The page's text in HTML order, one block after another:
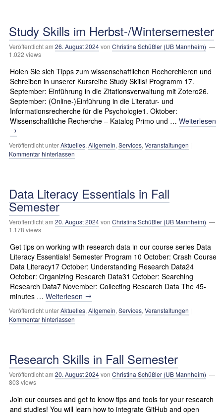
Study Skills im Herbst-/Wintersemester
Veröffentlicht am 26. August 2024von Christina Schüßler (UB Mannheim) —
1.022 views
Holen Sie sich Tipps zum wissenschaftlichen Recherchieren und
Schreiben in unserer Kursreihe Study Skills! Programm 17.
September: Einführung in die Zitationsverwaltung mit Zotero26.
September: (Online-)Einführung in die Literatur- und
Informationsrecherche für die Psychologie1. Oktober:
Wissenschaftliche Recherche – Katalog Primo und … Weiterlesen
→
Veröffentlicht unterAktuelles, Allgemein, Services, Veranstaltungen |
Kommentar hinterlassen
Data Literacy Essentials in Fall
Semester
Veröffentlicht am 20. August 2024von Christina Schüßler (UB Mannheim) —
1.178 views
Get tips on working with research data in our course series Data
Literacy Essentials! Semester Program 10 October: Crash Course
Data Literacy17 October: Understanding Research Data24
October: Organizing Research Data31 October: Searching
Research Data7 November: Collecting Research Data The 45-
minutes … Weiterlesen →
Veröffentlicht unterAktuelles, Allgemein, Services, Veranstaltungen |
Kommentar hinterlassen
Research Skills in Fall Semester
Veröffentlicht am 20. August 2024von Christina Schüßler (UB Mannheim) —
803 views
Join our courses and get to know tips and tools for your research
and studies! You will learn how to integrate GitHub and open